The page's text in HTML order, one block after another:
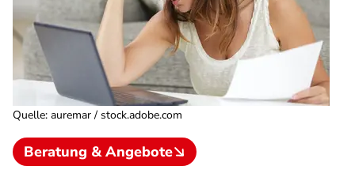
Quelle: auremar / stock.adobe.com
Beratung & Angebote